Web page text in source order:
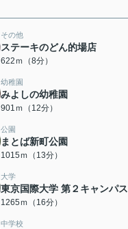
その他
ステーキのどん的場店
622ｍ（8分）
幼稚園
みよしの幼稚園
901ｍ（12分）
公園
まとば新町公園
1015ｍ（13分）
大学
東京国際大学 第２キャンパス
1265ｍ（16分）
中学校